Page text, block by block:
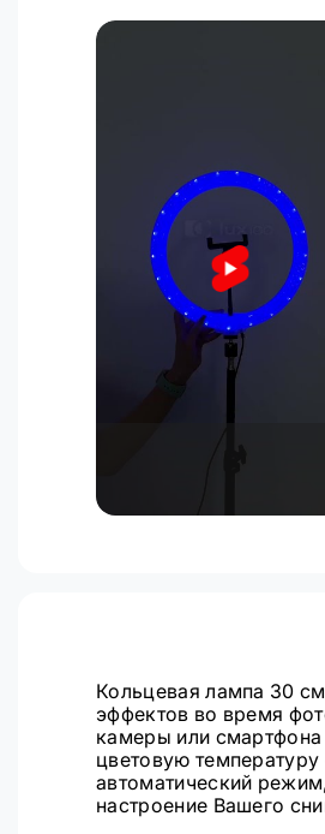
Кольцевая лампа 30
эффектов во время
камеры или
цветовую
автоматический
настроение Вашего